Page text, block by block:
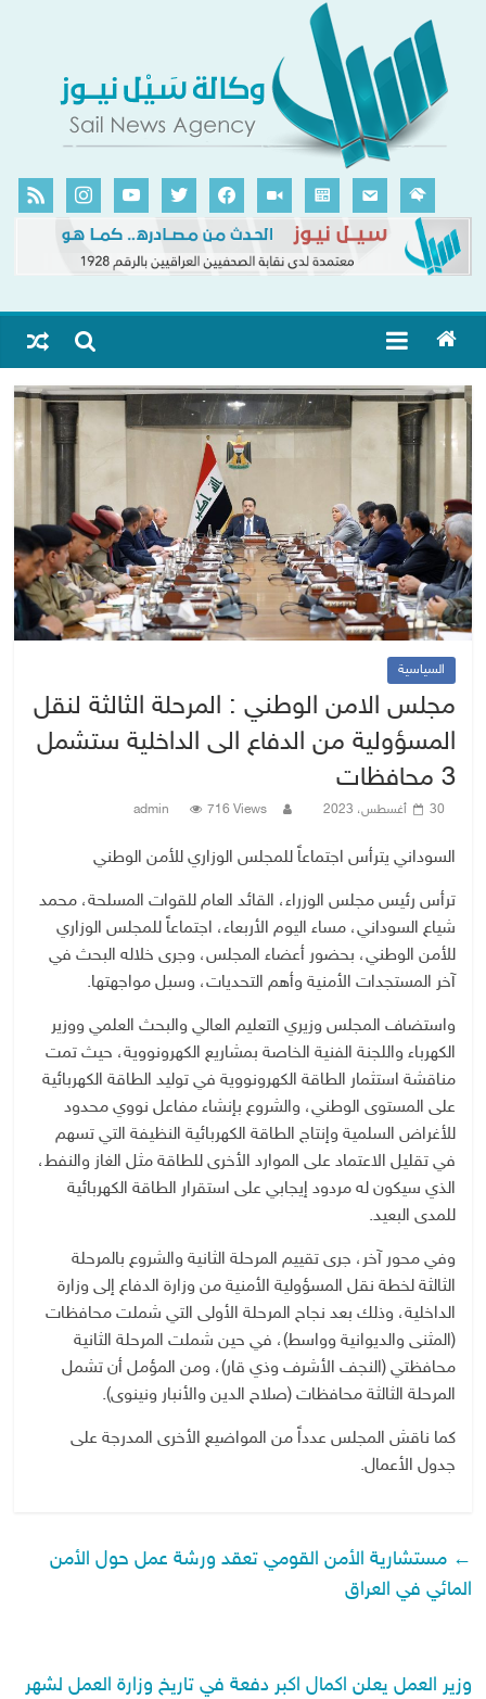
السياسية
مجلس الامن الوطني : المرحلة الثالثة لنقل
المسؤولية من الدفاع الى الداخلية ستشمل
3 محافظات
30 أغسطس، 2023 admin 716 Views
السوداني يترأس اجتماعاً للمجلس الوزاري للأمن الوطني
ترأس رئيس مجلس الوزراء، القائد العام للقوات المسلحة، محمد
شياع السوداني، مساء اليوم الأربعاء، اجتماعاً للمجلس الوزاري
للأمن الوطني، بحضور أعضاء المجلس، وجرى خلاله البحث في
آخر المستجدات الأمنية وأهم التحديات، وسبل مواجهتها.
واستضاف المجلس وزيري التعليم العالي والبحث العلمي ووزير
الكهرباء واللجنة الفنية الخاصة بمشاريع الكهرونووية، حيث تمت
مناقشة استثمار الطاقة الكهرونووية في توليد الطاقة الكهربائية
على المستوى الوطني، والشروع بإنشاء مفاعل نووي محدود
للأغراض السلمية وإنتاج الطاقة الكهربائية النظيفة التي تسهم
في تقليل الاعتماد على الموارد الأخرى للطاقة مثل الغاز والنفط،
الذي سيكون له مردود إيجابي على استقرار الطاقة الكهربائية
للمدى البعيد.
وفي محور آخر، جرى تقييم المرحلة الثانية والشروع بالمرحلة
الثالثة لخطة نقل المسؤولية الأمنية من وزارة الدفاع إلى وزارة
الداخلية، وذلك بعد نجاح المرحلة الأولى التي شملت محافظات
(المثنى والديوانية وواسط)، في حين شملت المرحلة الثانية
محافظتي (النجف الأشرف وذي قار)، ومن المؤمل أن تشمل
المرحلة الثالثة محافظات (صلاح الدين والأنبار ونينوى).
كما ناقش المجلس عدداً من المواضيع الأخرى المدرجة على
جدول الأعمال.
← مستشارية الأمن القومي تعقد ورشة عمل حول الأمن
المائي في العراق
وزير العمل يعلن اكمال اكبر دفعة في تاريخ وزارة العمل لشهر